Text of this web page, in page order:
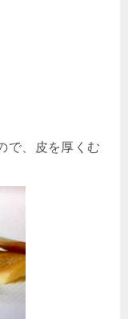
で、皮を厚くむ